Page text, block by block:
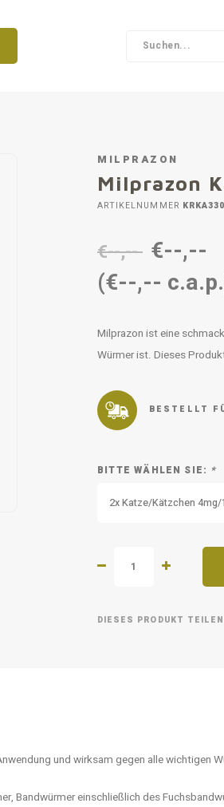
MILPRAZON
Milprazon
ARTIKELNUMMER
€--,-- €--,--
(€--,--
Milprazon ist eine
Würmer ist. Dieses
BESTELLT
BITTE WÄHLEN SIE: *
2x Katze/Kätzchen
DIESES PRODUKT
und wirksam gegen alle wichtigen
Bandwürmer einschließlich des